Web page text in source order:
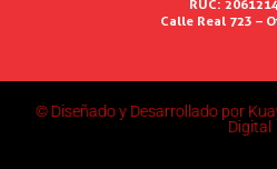
RUC:
Calle Real 723 –
© Diseñado y Desarrollado por
Digital